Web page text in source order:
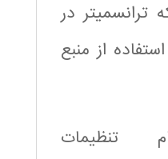
ترانسميتر در
از منبع
تنظيمات